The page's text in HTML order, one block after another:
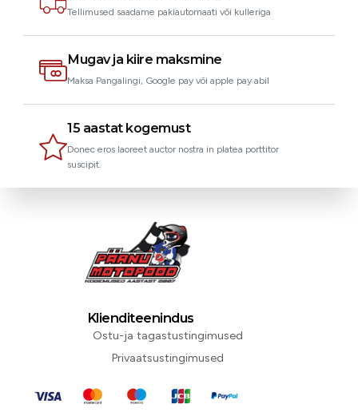
Tellimused saadame pakiautomaati või kulleriga
Mugav ja kiire maksmine
Maksa Pangalingi, Google pay või apple pay abil
15 aastat kogemust
Donec eros laoreet auctor nostra in platea porttitor
suscipit.
Klienditeenindus
Ostu-ja tagastustingimused
Privaatsustingimused